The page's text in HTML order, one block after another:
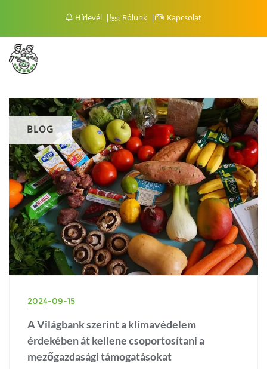
Hírlevél Rólunk Kapcsolat
BLOG
2024-09-15
A Világbank szerint a klímavédelem
érdekében át kellene csoportosítani a
mezőgazdasági támogatásokat